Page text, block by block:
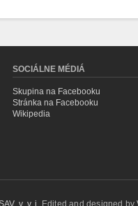
SOCIÁLNE MÉDIÁ
Skupina na Facebooku
Stránka na Facebooku
Wikipedia